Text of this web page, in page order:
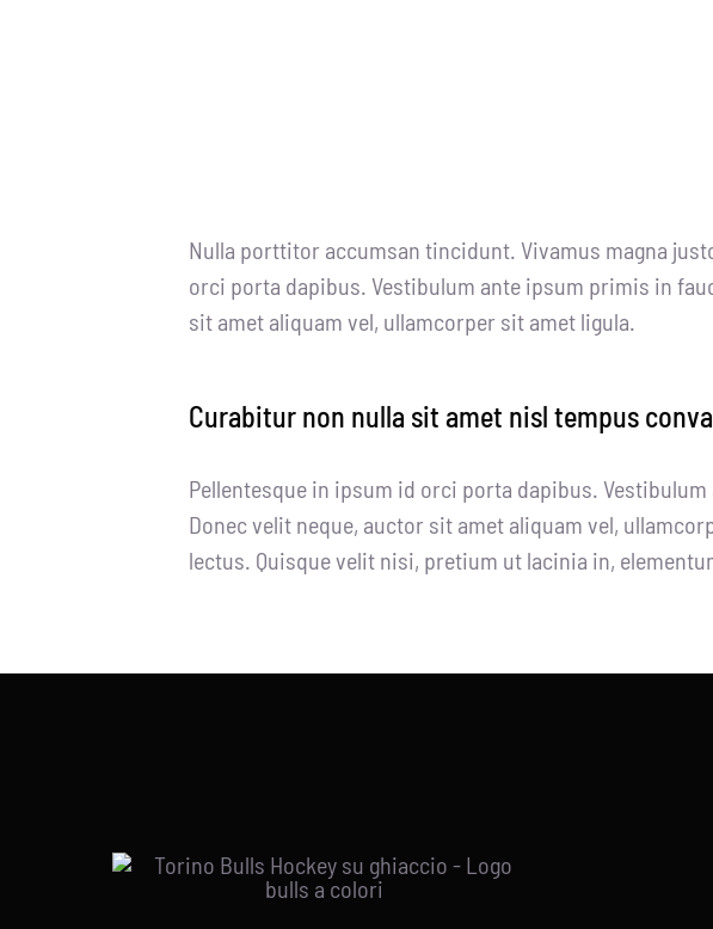
Nulla porttitor accumsan tincidunt. Vivamus magna
orci porta dapibus. Vestibulum ante ipsum primis in
sit amet aliquam vel, ullamcorper sit amet ligula.
Curabitur non nulla sit amet nisl tempus
Pellentesque in ipsum id orci porta dapibus.
Donec velit neque, auctor sit amet aliquam vel,
lectus. Quisque velit nisi, pretium ut lacinia in,